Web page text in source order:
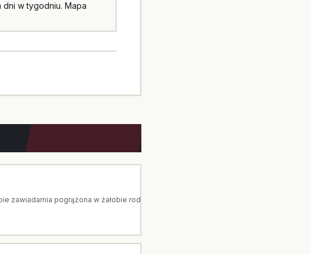
w tygodniu. Mapa
zawiadamia pogrążona w żałobie rodzina. Arka to dom pogrzebowy z Ostrołęki.